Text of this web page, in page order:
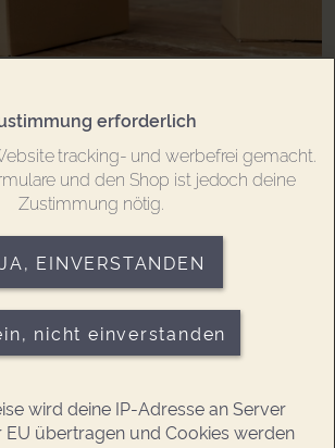
Nachlass auflösen
hängt mit vielen
zusammen, die geliebte
gelassen haben.
erforderlich
tracking- und werbefrei gemacht.
und den Shop ist jedoch deine
Zustimmung nötig.
JA, EINVERSTANDEN
nicht einverstanden
wird deine IP-Adresse an Server
übertragen und Cookies werden